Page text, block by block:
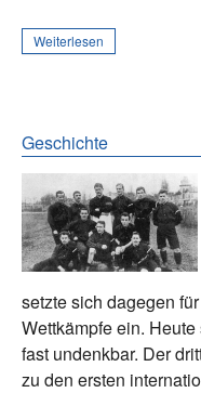
Weiterlesen
Geschichte
setzte sich dagegen
Wettkämpfe ein.
fast undenkbar. Der
zu den ersten